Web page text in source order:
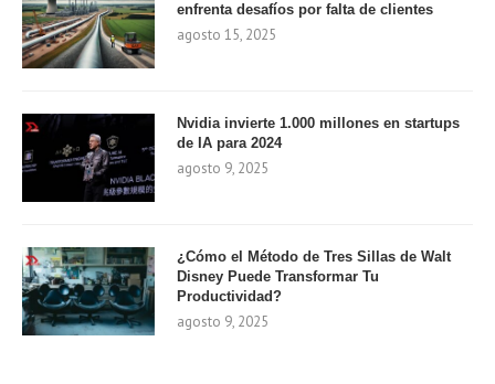
enfrenta desafíos por falta de clientes
agosto 15, 2025
Nvidia invierte 1.000 millones en startups
de IA para 2024
agosto 9, 2025
¿Cómo el Método de Tres Sillas de Walt
Disney Puede Transformar Tu
Productividad?
agosto 9, 2025